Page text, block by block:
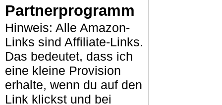
Partnerprogramm
Hinweis: Alle Amazon-
Links sind Affiliate-Links.
Das bedeutet, dass ich
eine kleine Provision
erhalte, wenn du auf den
Link klickst und bei